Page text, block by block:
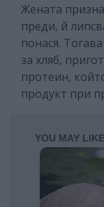
Жената
преди, й
понася.
за хляб,
протеин,
продукт при